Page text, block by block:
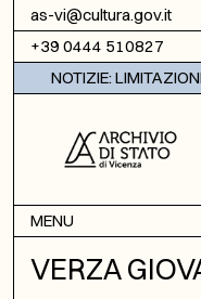
Vai al contenuto
as-vi@cultura.gov.it
+39 0444 510827
NOTIZIE:
MENU
VERZA